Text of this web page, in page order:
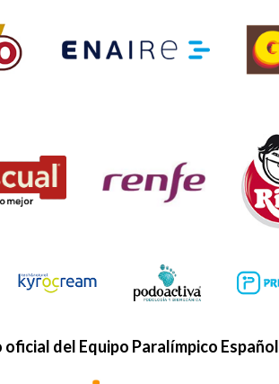
oficial del Equipo Paralímpico Español